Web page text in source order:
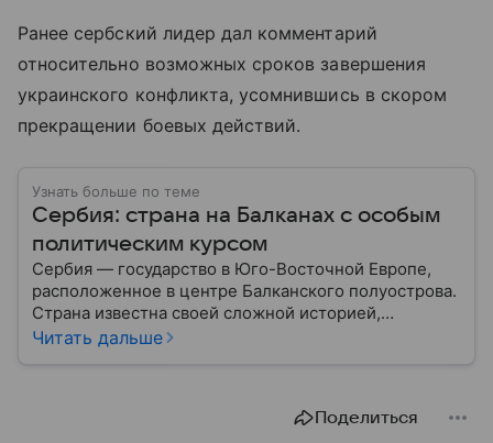
Ранее сербский лидер дал комментарий
относительно возможных сроков завершения
украинского конфликта, усомнившись в скором
прекращении боевых действий.
Узнать больше по теме
Сербия: страна на Балканах с особым
политическим курсом
Сербия — государство в Юго-Восточной Европе,
расположенное в центре Балканского полуострова.
Страна известна своей сложной историей,
культурным наследием и особым
Читать дальше
Поделиться